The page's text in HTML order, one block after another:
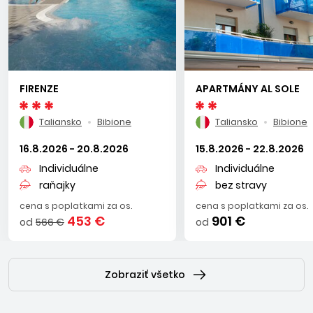
Lignano
Rušné stredisko susediace s Bibione. Dlhá promenáda a plno
nákupných a zábavných možností. Deti ocenia najmä
aquapark.
Caorle
Najromantickejšie stredisko na Severnom Jadrane
s množstvom zelene a s menším historickým centrom
a bazilikou a v okolí množstvo kaviarničiek a obchodíkov.
Lido di Jesolo
rušné s množstvom reštaurácii, barov a kaviarničiek. Pre deti
je veľkým lákadlom známy aquapark a pre dospelých
FIRENZE
Taliansko Bibione
16.8.2026 - 20.8.2026
Individuálne
raňajky
cena s poplatkami za os.
od 566 € 453 €
APARTMÁNY AL SOLE
Taliansko Bibione
15.8.2026 - 22.8.2026
Individuálne
bez stravy
cena s poplatkami za os.
od 901 €
Zobraziť všetko